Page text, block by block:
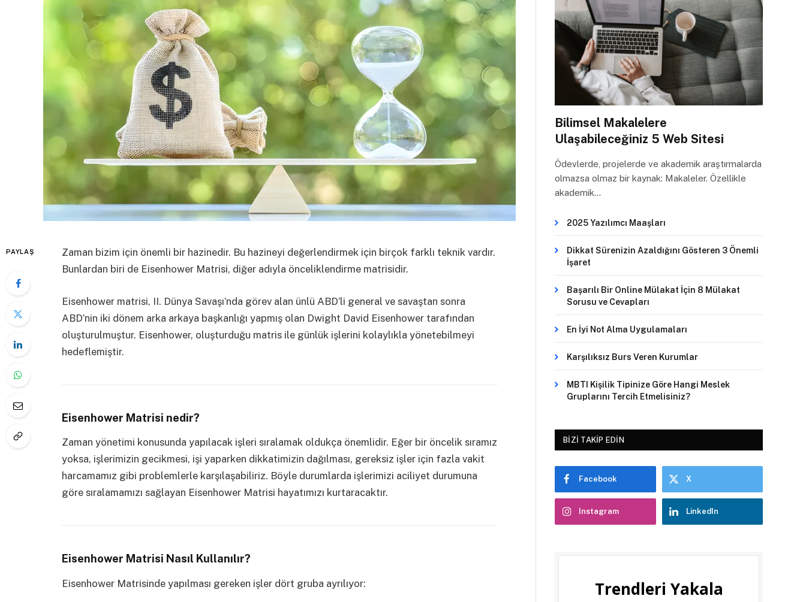
PAYLAŞ
Zaman bizim için önemli bir hazinedir. Bu hazineyi değerlendirmek için birçok farklı teknik vardır.
Bunlardan biri de Eisenhower Matrisi, diğer adıyla önceliklendirme matrisidir.
Eisenhower matrisi, II. Dünya Savaşı’nda görev alan ünlü ABD’li general ve savaştan sonra
ABD’nin iki dönem arka arkaya başkanlığı yapmış olan Dwight David Eisenhower tarafından
oluşturulmuştur. Eisenhower, oluşturduğu matris ile günlük işlerini kolaylıkla yönetebilmeyi
hedeflemiştir.
Eisenhower Matrisi nedir?
Zaman yönetimi konusunda yapılacak işleri sıralamak oldukça önemlidir. Eğer bir öncelik sıramız
yoksa, işlerimizin gecikmesi, işi yaparken dikkatimizin dağılması, gereksiz işler için fazla vakit
harcamamız gibi problemlerle karşılaşabiliriz. Böyle durumlarda işlerimizi aciliyet durumuna
göre sıralamamızı sağlayan Eisenhower Matrisi hayatımızı kurtaracaktır.
Eisenhower Matrisi Nasıl Kullanılır?
Eisenhower Matrisinde yapılması gereken işler dört gruba ayrılıyor:
Bilimsel Makalelere
Ulaşabileceğiniz 5 Web Sitesi
Ödevlerde, projelerde ve akademik araştırmalarda
olmazsa olmaz bir kaynak: Makaleler. Özellikle
akademik…
2025 Yazılımcı Maaşları
Dikkat Sürenizin Azaldığını Gösteren 3 Önemli
İşaret
Başarılı Bir Online Mülakat İçin 8 Mülakat
Sorusu ve Cevapları
En İyi Not Alma Uygulamaları
Karşılıksız Burs Veren Kurumlar
MBTI Kişilik Tipinize Göre Hangi Meslek
Gruplarını Tercih Etmelisiniz?
BIZI TAKIP EDIN
Facebook X
Instagram LinkedIn
Trendleri Yakala